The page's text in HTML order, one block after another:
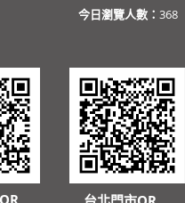
今日瀏覽人數： 368